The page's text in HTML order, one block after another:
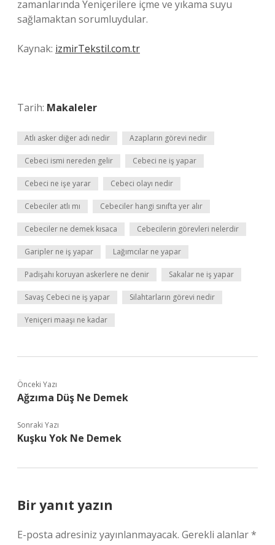
zamanlarında Yeniçerilere içme ve yıkama suyu
sağlamaktan sorumluydular.
Kaynak: izmirTekstil.com.tr
Tarih: Makaleler
Atlı asker diğer adı nedir Azapların görevi nedir
Cebeci ismi nereden gelir Cebeci ne iş yapar
Cebeci ne işe yarar Cebeci olayı nedir
Cebeciler atlı mı Cebeciler hangi sınıfta yer alır
Cebeciler ne demek kısaca Cebecilerin görevleri nelerdir
Garipler ne iş yapar Lağımcılar ne yapar
Padişahı koruyan askerlere ne denir Sakalar ne iş yapar
Savaş Cebeci ne iş yapar Silahtarların görevi nedir
Yeniçeri maaşı ne kadar
Önceki Yazı
Ağzıma Düş Ne Demek
Sonraki Yazı
Kuşku Yok Ne Demek
Bir yanıt yazın
E-posta adresiniz yayınlanmayacak. Gerekli alanlar*